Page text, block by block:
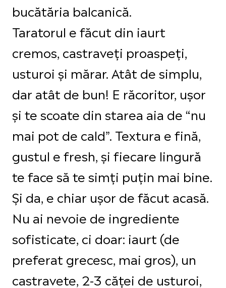
bucătăria balcanică.
Taratorul e făcut din iaurt
cremos, castraveți proaspeți,
usturoi și mărar. Atât de simplu,
dar atât de bun! E răcoritor, ușor
și te scoate din starea aia de “nu
mai pot de cald”. Textura e fină,
gustul e fresh, și fiecare lingură
te face să te simți puțin mai bine.
Și da, e chiar ușor de făcut acasă.
Nu ai nevoie de ingrediente
sofisticate, ci doar: iaurt (de
preferat grecesc, mai gros), un
castravete, 2-3 căței de usturoi,